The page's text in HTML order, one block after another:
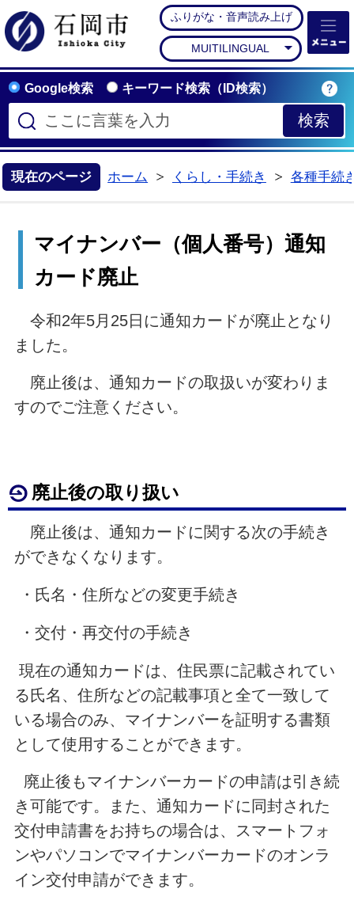
石岡市公式ホームペー
ふりがな・音声読み上げ
MUITILINGUAL
Google検索 キーワード検索（ID検索）
現在のページ ホーム
くらし・手続き
各種手続
マイナンバー（個人番号）通知
カード廃止
令和2年5月25日に通知カードが廃止となり
ました。
廃止後は、通知カードの取扱いが変わりま
すのでご注意ください。
廃止後の取り扱い
廃止後は、通知カードに関する次の手続き
ができなくなります。
・氏名・住所などの変更手続き
・交付・再交付の手続き
現在の通知カードは、住民票に記載されてい
る氏名、住所などの記載事項と全て一致して
いる場合のみ、マイナンバーを証明する書類
として使用することができます。
廃止後もマイナンバーカードの申請は引き続
き可能です。また、通知カードに同封された
交付申請書をお持ちの場合は、スマートフォ
ンやパソコンでマイナンバーカードのオンラ
イン交付申請ができます。